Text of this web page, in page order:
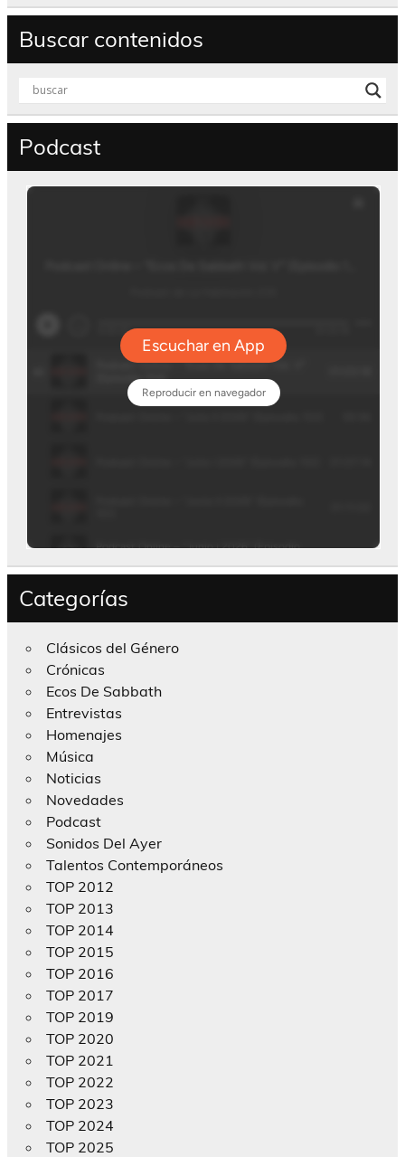
Buscar contenidos
Podcast
Categorías
Clásicos del Género
Crónicas
Ecos De Sabbath
Entrevistas
Homenajes
Música
Noticias
Novedades
Podcast
Sonidos Del Ayer
Talentos Contemporáneos
TOP 2012
TOP 2013
TOP 2014
TOP 2015
TOP 2016
TOP 2017
TOP 2019
TOP 2020
TOP 2021
TOP 2022
TOP 2023
TOP 2024
TOP 2025